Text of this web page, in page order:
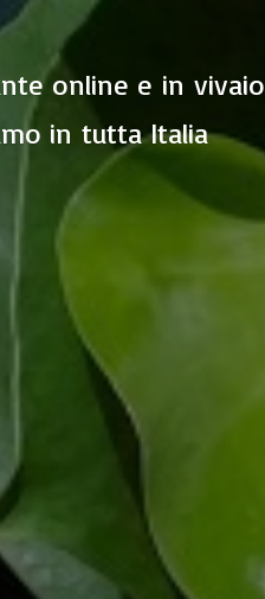
online e in vivaio
in tutta Italia